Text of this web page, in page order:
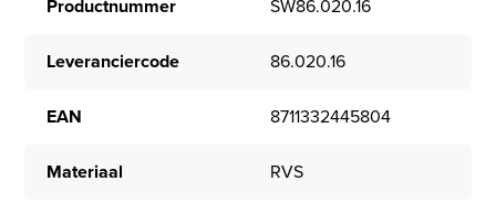
Productnummer SW86.020.16
Leveranciercode 86.020.16
EAN 8711332445804
Materiaal RVS